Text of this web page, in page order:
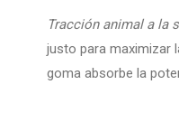
Tracción animal a la
justo para maximizar
goma absorbe la